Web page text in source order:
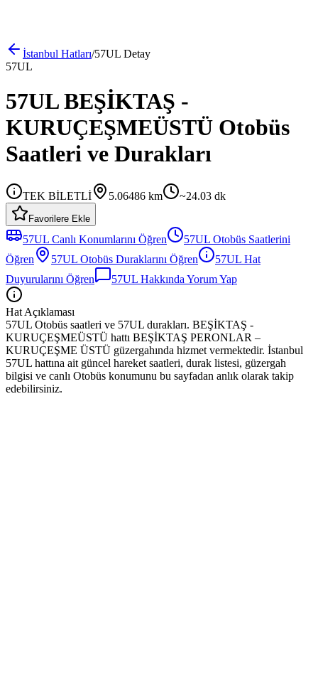
İstanbul Hatları/57UL Detay
57UL
57UL BEŞİKTAŞ -
KURUÇEŞMEÜSTÜ Otobüs
Saatleri ve Durakları
TEK BİLETLİ 5.06486 km ~24.03 dk
Favorilere Ekle
57UL Canlı Konumlarını Öğren 57UL Otobüs Saatlerini
Öğren
57UL Otobüs Duraklarını Öğren 57UL Hat
Duyurularını Öğren
57UL Hakkında Yorum Yap
Hat Açıklaması
57UL Otobüs saatleri ve 57UL durakları. BEŞİKTAŞ -
KURUÇEŞMEÜSTÜ hattı BEŞİKTAŞ PERONLAR –
KURUÇEŞME ÜSTÜ güzergahında hizmet vermektedir. İstanbul
57UL hattına ait güncel hareket saatleri, durak listesi, güzergah
bilgisi ve canlı Otobüs konumunu bu sayfadan anlık olarak takip
edebilirsiniz.